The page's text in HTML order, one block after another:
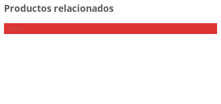
Productos relacionados